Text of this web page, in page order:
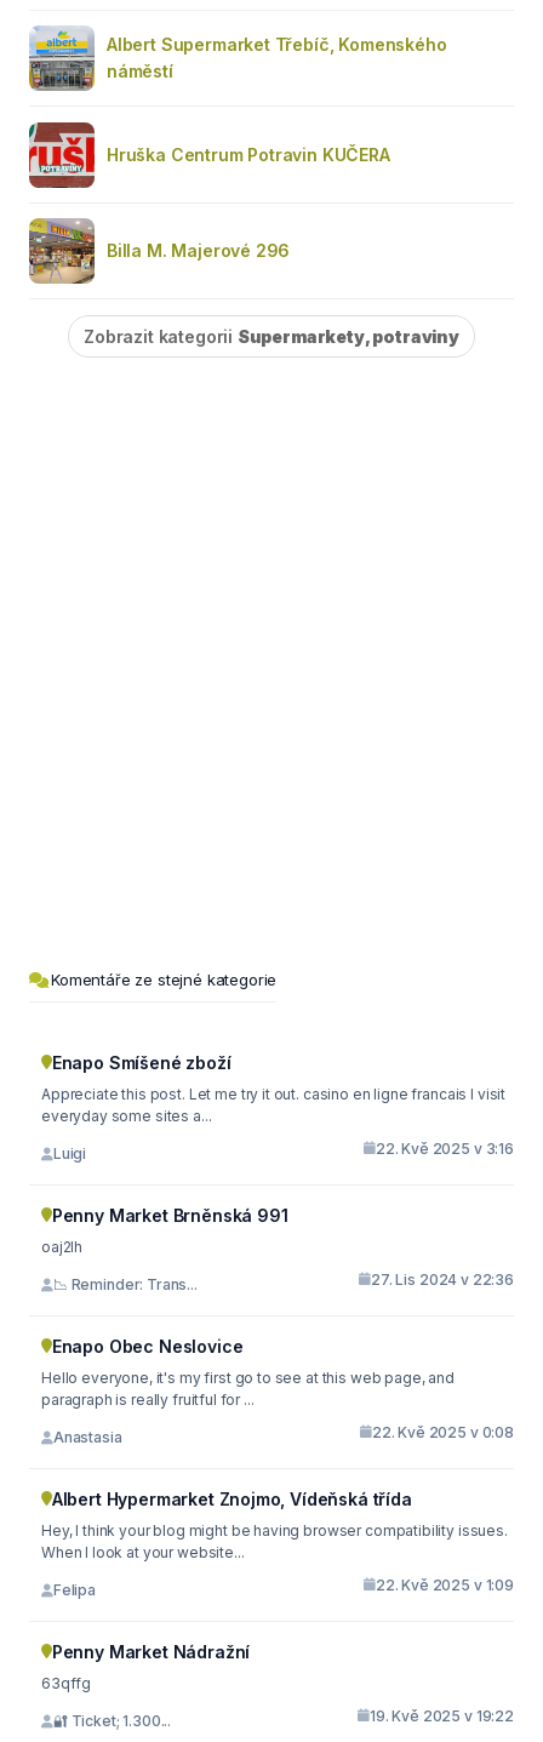
Albert Supermarket Třebíč, Komenského
náměstí
Hruška Centrum Potravin KUČERA
Billa M. Majerové 296
Zobrazit kategorii Supermarkety, potraviny
Komentáře ze stejné kategorie
Enapo Smíšené zboží
Appreciate this post. Let me try it out. casino en ligne francais I visit
everyday some sites a...
Luigi 22. Kvě 2025 v 3:16
Penny Market Brněnská 991
oaj2lh
📉 Reminder: Trans... 27. Lis 2024 v 22:36
Enapo Obec Neslovice
Hello everyone, it's my first go to see at this web page, and
paragraph is really fruitful for ...
Anastasia 22. Kvě 2025 v 0:08
Albert Hypermarket Znojmo, Vídeňská třída
Hey, I think your blog might be having browser compatibility issues.
When I look at your website...
Felipa 22. Kvě 2025 v 1:09
Penny Market Nádražní
63qffg
🔐 Ticket; 1.300... 19. Kvě 2025 v 19:22